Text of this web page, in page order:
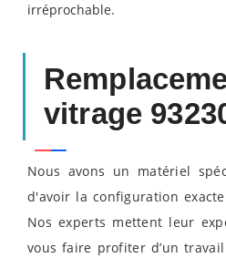
irréprochable.
vitrage
Nous avons un matériel
d'avoir la configuration
Nos experts mettent leur
vous faire profiter d’un